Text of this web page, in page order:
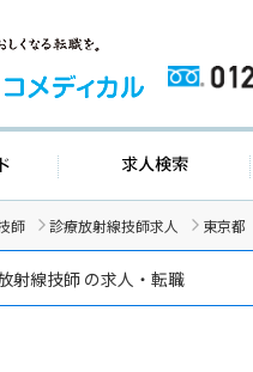
ご利用ガイド
師 診療放射線技師求人 東京都
射線技師 の求人・転職